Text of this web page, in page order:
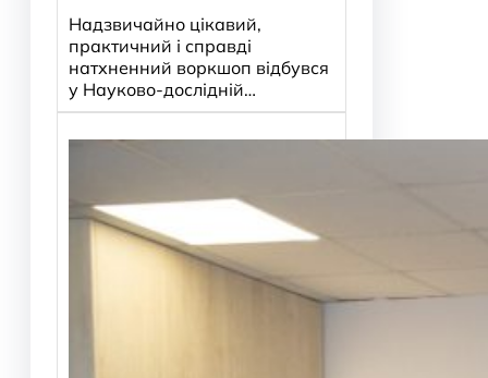
Надзвичайно цікавий,
практичний і справді
натхненний воркшоп відбувся
у Науково-дослідній…